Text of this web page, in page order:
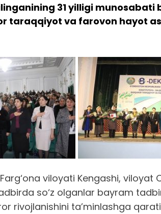
31 yilligi
va farovon hayot
viloyati Kengashi,
so‘z olganlar bayram
rivojlanishini ta’minlashga